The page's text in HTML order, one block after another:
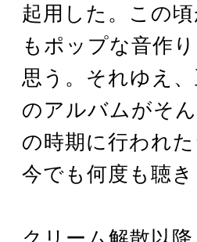
起用した。この
もポップな音作
思う。それゆえ
のアルバムがそ
の時期に行われ
今でも何度も聴